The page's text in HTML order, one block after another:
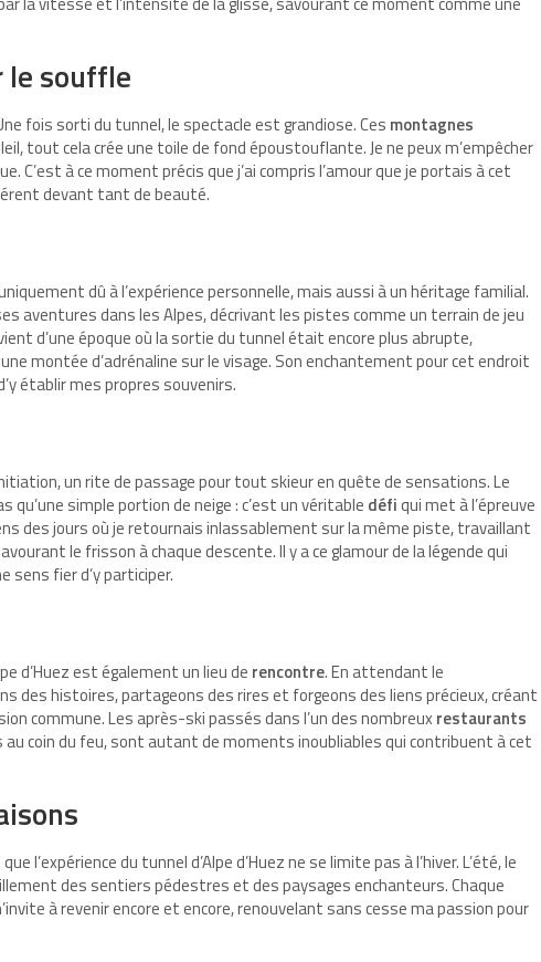
le souffle
fois sorti du tunnel, le spectacle est grandiose. Ces montagnes
tout cela crée une toile de fond époustouflante. Je ne peux m’empêcher
C’est à ce moment précis que j’ai compris l’amour que je portais à cet
devant tant de beauté.
dû à l’expérience personnelle, mais aussi à un héritage familial.
aventures dans les Alpes, décrivant les pistes comme un terrain de jeu
d’une époque où la sortie du tunnel était encore plus abrupte,
montée d’adrénaline sur le visage. Son enchantement pour cet endroit
établir mes propres souvenirs.
un rite de passage pour tout skieur en quête de sensations. Le
simple portion de neige : c’est un véritable défiqui met à l’épreuve
des jours où je retournais inlassablement sur la même piste, travaillant
le frisson à chaque descente. Il y a ce glamour de la légende qui
sens fier d’y participer.
d’Huez est également un lieu de rencontre. En attendant le
des histoires, partageons des rires et forgeons des liens précieux, créant
commune. Les après-ski passés dans l’un des nombreuxrestaurants
coin du feu, sont autant de moments inoubliables qui contribuent à cet
l’expérience du tunnel d’Alpe d’Huez ne se limite pas à l’hiver. L’été, le
des sentiers pédestres et des paysages enchanteurs. Chaque
à revenir encore et encore, renouvelant sans cesse ma passion pour